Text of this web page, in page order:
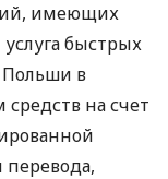
имеющих
быстрых
в
на счет